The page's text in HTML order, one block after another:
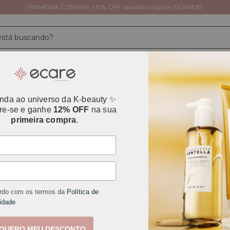
PRIMEIRA COMPRA | 10% OFF usando o cupom ECARE10
Tipos de Pele Necessidades da Pele
Avaliações
FRETE GRÁTIS
ao universo da K-beauty ✨
se e ganhe 12% OFF na sua
primeira compra.
com os termos da Política de